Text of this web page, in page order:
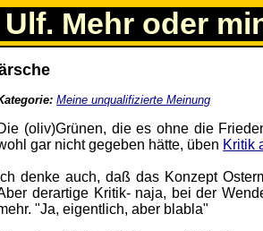
Ulf. Mehr oder
Meine unqualifizierte Meinung
(oliv)Grünen, die es ohne die
gar nicht gegeben hätte, üben Kritik
Ich denke auch, daß das Konzept
derartige Kritik- naja, bei der
"Ja, eigentlich, aber blabla"